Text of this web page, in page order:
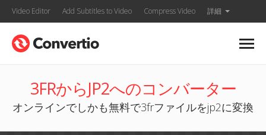
Video Editor Add Subtitles to Video Compress Video 詳細
3FRからJP2へのコンバーター
オンラインでしかも無料で3frファイルをjp2に変換